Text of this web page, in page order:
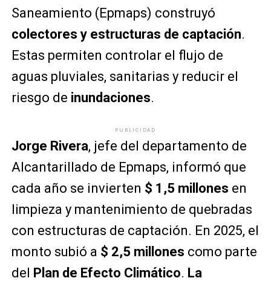
Saneamiento (Epmaps) construyó
colectores y estructuras de captación.
Estas permiten controlar el flujo de
aguas pluviales, sanitarias y reducir el
riesgo de inundaciones.
PUBLICIDAD
Jorge Rivera, jefe del departamento de
Alcantarillado de Epmaps, informó que
cada año se invierten $ 1,5 millones en
limpieza y mantenimiento de quebradas
con estructuras de captación. En 2025, el
monto subió a $ 2,5 millones como parte
del Plan de Efecto Climático. La